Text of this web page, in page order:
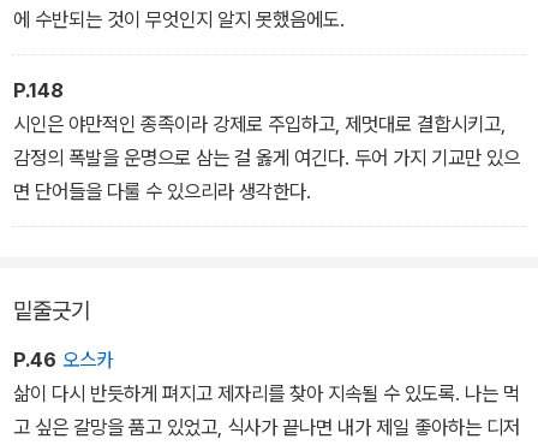
에 수반되는 것이 무엇인지 알지 못했음에도.
P.148
시인은 야만적인 종족이라 강제로 주입하고, 제멋대로 결합시키고,
감정의 폭발을 운명으로 삼는 걸 옳게 여긴다. 두어 가지 기교만 있으
면 단어들을 다룰 수 있으리라 생각한다.
밑줄긋기
P.46 오스카
삶이 다시 반듯하게 펴지고 제자리를 찾아 지속될 수 있도록. 나는 먹
고 싶은 갈망을 품고 있었고, 식사가 끝나면 내가 제일 좋아하는 디저